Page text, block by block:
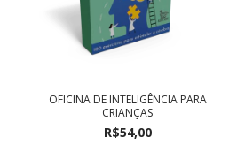
OFICINA DE INTELIGÊNCIA PARA
CRIANÇAS
R$54,00